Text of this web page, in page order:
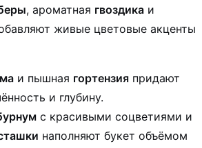
, ароматная гвоздика и
живые цветовые акценты
и пышная гортензия придают
и глубину.
с красивыми соцветиями и
наполняют букет объёмом